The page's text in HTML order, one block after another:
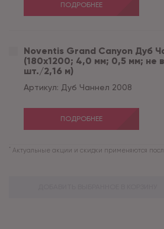
ПОДРОБНЕЕ
Noventis Grand Сanyon Дуб
(180x1200; 4,0 мм; 0,5 мм; не
шт./2,16 м)
Артикул: Дуб Чаннел 2008
ПОДРОБНЕЕ
* Актуальные акции и скидки применяются